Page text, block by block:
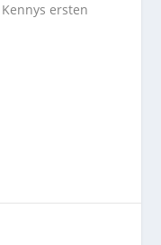
ersten